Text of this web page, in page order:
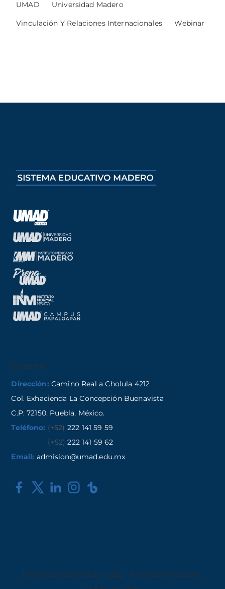
UMAD Universidad Madero
Vinculación Y Relaciones Internacionales Webinar
Contacto
Dirección: Camino Real a Cholula 4212
Col. Exhacienda La Concepción Buenavista
C.P. 72150, Puebla, México.
Teléfono: (+52) 222 141 59 59
(+52) 222 141 59 62
Email: admision@umad.edu.mx
Derechos reservados © 2022 Aviso de privacidad ,